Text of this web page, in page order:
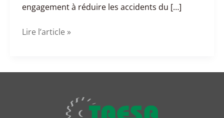
engagement à réduire les accidents du […]
Lire l’article »